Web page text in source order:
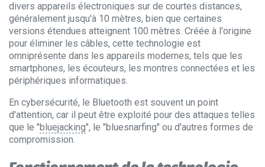
divers appareils électroniques sur de courtes distances,
généralement jusqu'à 10 mètres, bien que certaines
versions étendues atteignent 100 mètres. Créée à l'origine
pour éliminer les câbles, cette technologie est
omniprésente dans les appareils modernes, tels que les
smartphones, les écouteurs, les montres connectées et les
périphériques informatiques.
En cybersécurité, le Bluetooth est souvent un point
d'attention, car il peut être exploité pour des attaques telles
que le "bluejacking", le "bluesnarfing" ou d'autres formes de
compromission.